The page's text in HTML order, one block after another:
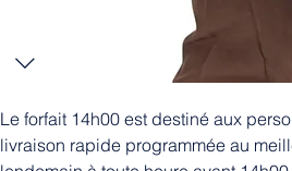
Le forfait 14h00 est destiné aux
livraison rapide programmée au